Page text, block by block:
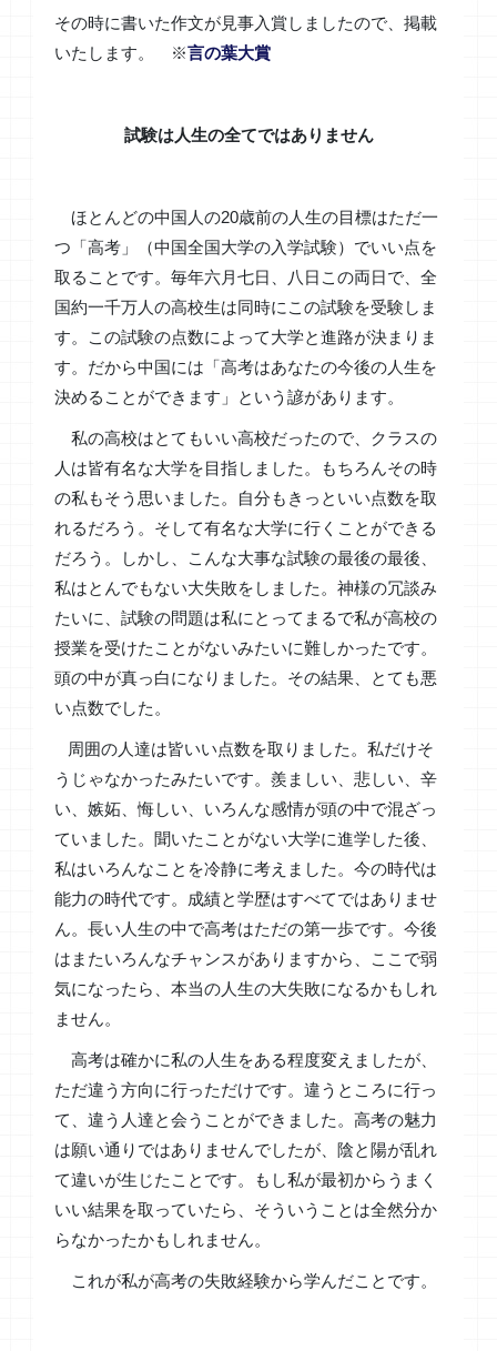
その時に書いた作文が見事入賞しましたので、掲載
いたします。 ※言の葉大賞
試験は人生の全てではありません
ほとんどの中国人の20歳前の人生の目標はただ一
つ「高考」（中国全国大学の入学試験）でいい点を
取ることです。毎年六月七日、八日この両日で、全
国約一千万人の高校生は同時にこの試験を受験しま
す。この試験の点数によって大学と進路が決まりま
す。だから中国には「高考はあなたの今後の人生を
決めることができます」という諺があります。
私の高校はとてもいい高校だったので、クラスの
人は皆有名な大学を目指しました。もちろんその時
の私もそう思いました。自分もきっといい点数を取
れるだろう。そして有名な大学に行くことができる
だろう。しかし、こんな大事な試験の最後の最後、
私はとんでもない大失敗をしました。神様の冗談み
たいに、試験の問題は私にとってまるで私が高校の
授業を受けたことがないみたいに難しかったです。
頭の中が真っ白になりました。その結果、とても悪
い点数でした。
周囲の人達は皆いい点数を取りました。私だけそ
うじゃなかったみたいです。羨ましい、悲しい、辛
い、嫉妬、悔しい、いろんな感情が頭の中で混ざっ
ていました。聞いたことがない大学に進学した後、
私はいろんなことを冷静に考えました。今の時代は
能力の時代です。成績と学歴はすべてではありませ
ん。長い人生の中で高考はただの第一歩です。今後
はまたいろんなチャンスがありますから、ここで弱
気になったら、本当の人生の大失敗になるかもしれ
ません。
高考は確かに私の人生をある程度変えましたが、
ただ違う方向に行っただけです。違うところに行っ
て、違う人達と会うことができました。高考の魅力
は願い通りではありませんでしたが、陰と陽が乱れ
て違いが生じたことです。もし私が最初からうまく
いい結果を取っていたら、そういうことは全然分か
らなかったかもしれません。
これが私が高考の失敗経験から学んだことです。